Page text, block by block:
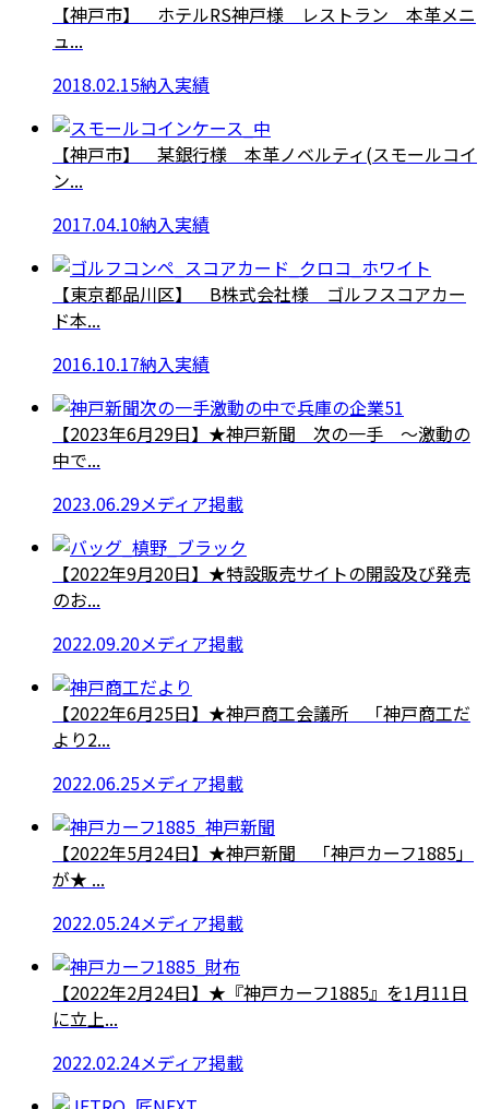
【神戸市】 ホテルRS神戸様 レストラン 本革メニ
ュ...
2018.02.15納入実績
【神戸市】 某銀行様 本革ノベルティ(スモールコイ
ン...
2017.04.10納入実績
【東京都品川区】 B株式会社様 ゴルフスコアカー
ド本...
2016.10.17納入実績
【2023年6月29日】★神戸新聞 次の一手 ～激動の
中で...
2023.06.29メディア掲載
【2022年9月20日】★特設販売サイトの開設及び発売
のお...
2022.09.20メディア掲載
【2022年6月25日】★神戸商工会議所 「神戸商工だ
より2...
2022.06.25メディア掲載
【2022年5月24日】★神戸新聞 「神戸カーフ1885」
が★ ...
2022.05.24メディア掲載
【2022年2月24日】★『神戸カーフ1885』を1月11日
に立上...
2022.02.24メディア掲載